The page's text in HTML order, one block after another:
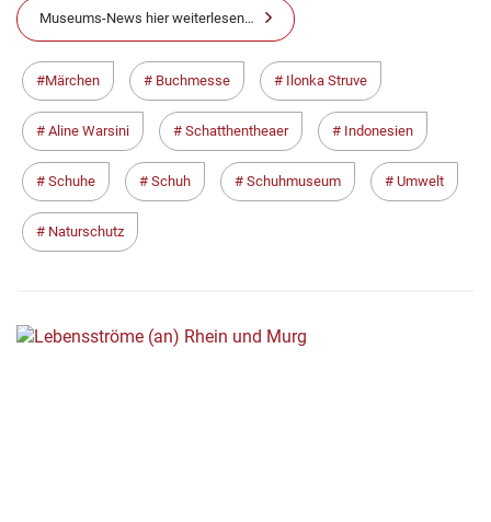
Museums-News hier weiterlesen…
Märchen Buchmesse Ilonka Struve
Aline Warsini Schatthentheaer Indonesien
Schuhe Schuh Schuhmuseum Umwelt
Naturschutz